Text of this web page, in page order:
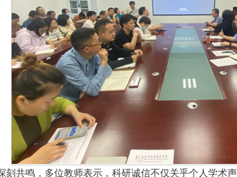
刻共鸣，多位教师表示，科研诚信不仅关乎个人学术